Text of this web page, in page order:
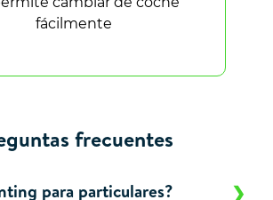
fácilmente
frecuentes
para particulares?